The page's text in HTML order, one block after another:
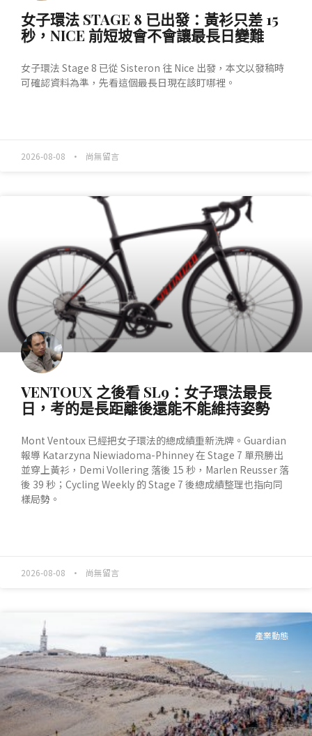
女子環法 STAGE 8 已出發：黃衫只差 15
秒，NICE 前短坡會不會讓最長日變難
女子環法 Stage 8 已從 Sisteron 往 Nice 出發，本文以發稿時
可確認資料為準，先看這個最長日現在該盯哪裡。
2026-08-08 尚無留言
VENTOUX 之後看 SL9：女子環法最長
日，考的是長距離後還能不能維持姿勢
Mont Ventoux 已經把女子環法的總成績重新洗牌。Guardian
報導 Katarzyna Niewiadoma-Phinney 在 Stage 7 單飛勝出
並穿上黃衫，Demi Vollering 落後 15 秒，Marlen Reusser 落
後 39 秒；Cycling Weekly 的 Stage 7 後總成績整理也指向同
樣局勢。
2026-08-08 尚無留言
產業動態